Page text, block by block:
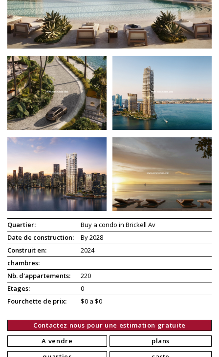
Quartier:
Buy a condo in Brickell Av
Date de construction:
By 2028
Construit en:
2024
chambres:
Nb. d'appartements:
220
Etages:
0
Fourchette de prix:
$0 a $0
Contactez nous pour une estimation gratuite
A vendre
plans